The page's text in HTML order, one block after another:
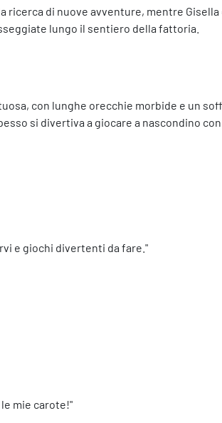
ricerca di nuove avventure, mentre
lungo il sentiero della fattoria.
con lunghe orecchie morbide e un
si divertiva a giocare a nascondino
e giochi divertenti da fare."
mie carote!"